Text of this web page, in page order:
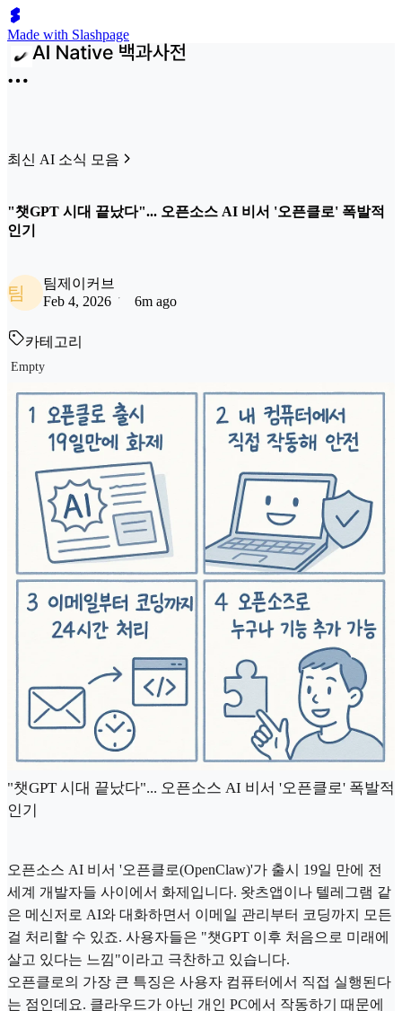
Made with Slashpage
최신 AI 소식 모음
"챗GPT 시대 끝났다"... 오픈소스 AI 비서 '오픈클로' 폭발적
인기
팀
팀제이커브
Feb 4, 2026
6m ago
카테고리
Empty
"챗GPT 시대 끝났다"... 오픈소스 AI 비서 '오픈클로' 폭발적
인기
오픈소스 AI 비서 '오픈클로(OpenClaw)'가 출시 19일 만에 전
세계 개발자들 사이에서 화제입니다. 왓츠앱이나 텔레그램 같
은 메신저로 AI와 대화하면서 이메일 관리부터 코딩까지 모든
걸 처리할 수 있죠. 사용자들은 "챗GPT 이후 처음으로 미래에
살고 있다는 느낌"이라고 극찬하고 있습니다.
오픈클로의 가장 큰 특징은 사용자 컴퓨터에서 직접 실행된다
는 점인데요. 클라우드가 아닌 개인 PC에서 작동하기 때문에